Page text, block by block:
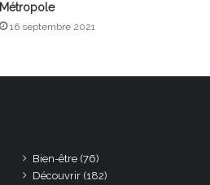
Métropole
16 septembre 2021
Bien-être (76)
Découvrir (182)